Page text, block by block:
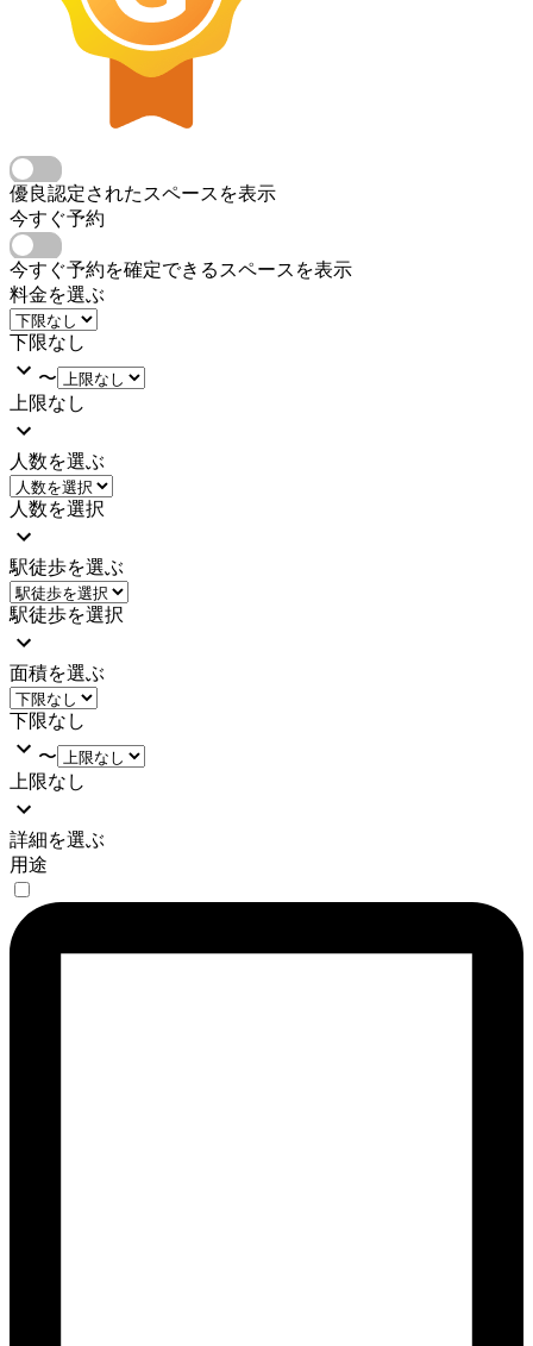
優良認定されたスペースを表示
今すぐ予約
今すぐ予約を確定できるスペースを表示
料金を選ぶ
下限なし
〜
上限なし
人数を選ぶ
人数を選択
駅徒歩を選ぶ
駅徒歩を選択
面積を選ぶ
下限なし
〜
上限なし
詳細を選ぶ
用途